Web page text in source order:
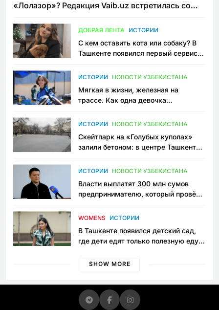
«Лолазор»? Редакция Vaib.uz встретилась со
ДОБРАЯ ЛЕНТА ИСТОРИИ
С кем оставить кота или собаку? В
Ташкенте появился первый сервис
ИСТОРИИ НОВОСТИ УЗБЕКИСТАНА
Мягкая в жизни, железная на
трассе. Как одна девочка
Узбекистане
ИСТОРИИ НОВОСТИ УЗБЕКИСТАНА
Скейтпарк на «Голубых куполах»
залили бетоном: в центре Ташкента
пространство
ИСТОРИИ НОВОСТИ УЗБЕКИСТАНА
Власти выплатят 300 млн сумов
предпринимателю, который провёл
приговору
WOMENS ИСТОРИИ
В Ташкенте появился детский сад,
где дети едят только полезную еду.
просить «кашу без сахара»
SHOW MORE